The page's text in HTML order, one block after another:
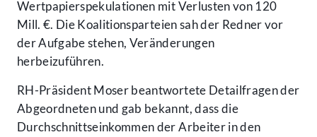
Wertpapierspekulationen mit Verlusten von 120
Mill. €. Die Koalitionsparteien sah der Redner vor
der Aufgabe stehen, Veränderungen
herbeizuführen.
RH-Präsident Moser beantwortete Detailfragen der
Abgeordneten und gab bekannt, dass die
Durchschnittseinkommen der Arbeiter in den